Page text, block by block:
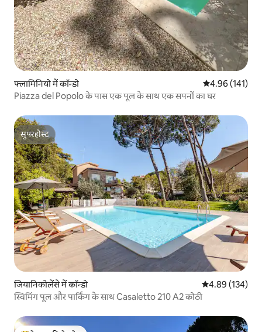
फ्लामिनियो में कॉन्डो औसत रेटिंग 5 में से
4.96 (141)
Piazza del Popolo के पास एक पूल के साथ एक सपनों का घर
सुपरहोस्ट
सुपरहोस्ट
जियानिकोलेंसे में कॉन्डो औसत रेटिंग 5 में से
4.89 (134)
स्विमिंग पूल और पार्किंग के साथ Casaletto 210 A2 कोठी